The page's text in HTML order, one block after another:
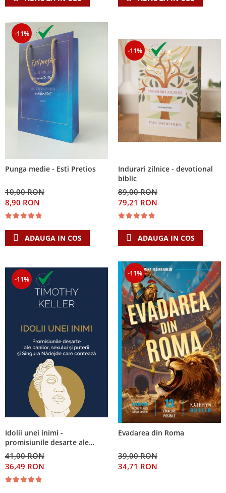
-11%
Punga medie - Esti Pretios
10,00 RON
8,90 RON
ADAUGA IN COS
-11%
Indurari zilnice - devotional
biblic
89,00 RON
79,21 RON
ADAUGA IN COS
-11%
Idolii unei inimi -
promisiunile desarte ale
banilor, sexului si puterii si
Singura Nadejde care
conteaza
41,00 RON
36,49 RON
-11%
Evadarea din Roma
39,00 RON
34,71 RON